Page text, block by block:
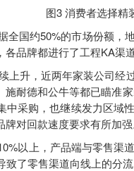
图3 消费者选择精
全国约50%的市场份额
品牌都进行了工程KA渠
上升，近两年家装公司
耐德和公牛等都已瞄准
中采购，也继续发力区域
对回款速度要求有所加
以上，产品端与零售
致了零售渠道向线上的分